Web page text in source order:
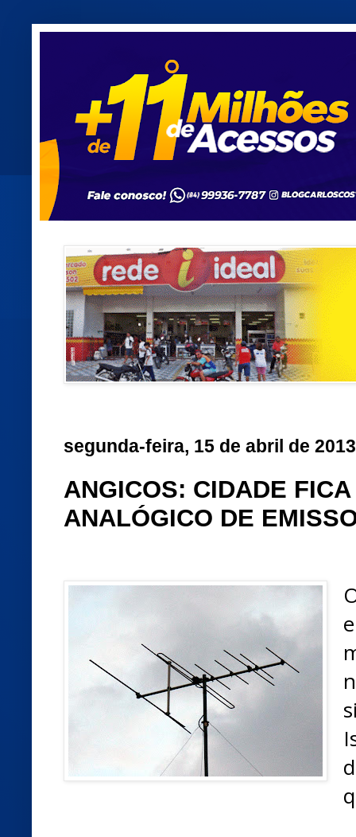
segunda-feira, 15 de abril de 2013
ANGICOS: CIDADE
ANALÓGICO DE